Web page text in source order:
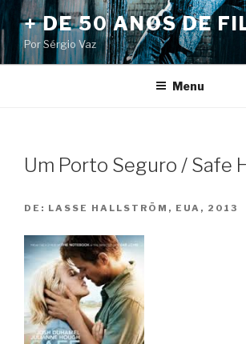
Pular
para
o
conteúdo
+ DE 50 ANOS DE
Por Sérgio Vaz
Menu
Um Porto Seguro / Safe
DE: LASSE HALLSTRÖM, EUA, 2013